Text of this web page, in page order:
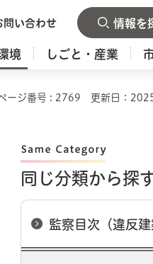
問い合わせ 情報を
境 しごと・産業
ージ番号 : 2769 更新日：
同じ分類から探
監察目次（違反建